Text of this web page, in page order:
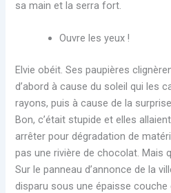
sa main et la serra fort.
Ouvre les yeux !
Elvie obéit. Ses paupières
d’abord à cause du soleil qui les
rayons, puis à cause de la
Bon, c’était stupide et elles
arrêter pour dégradation de
pas une rivière de chocolat. Mais
Sur le panneau d’annonce de la
disparu sous une épaisse couche